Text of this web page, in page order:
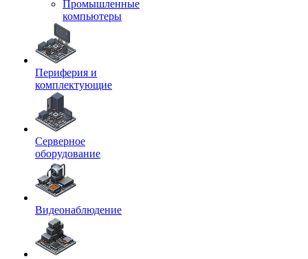
Промышленные
компьютеры
Периферия и
комплектующие
Серверное
оборудование
Видеонаблюдение